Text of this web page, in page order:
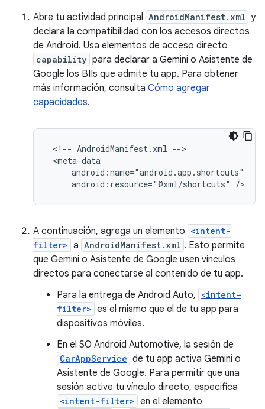
Abre tu actividad principal AndroidManifest.xml y
declara la compatibilidad con los accesos directos
de Android. Usa elementos de acceso directo
capability para declarar a Gemini o Asistente de
Google los BIIs que admite tu app. Para obtener
más información, consulta Cómo agregar
capacidades.
<!-- AndroidManifest.xml
android:resource="@xml/shortcuts"
A continuación, agrega un elemento <intent-
filter> a AndroidManifest.xml . Esto permite
que Gemini o Asistente de Google usen vínculos
directos para conectarse al contenido de tu app.
Para la entrega de Android Auto, <intent-
filter> es el mismo que el de tu app para
dispositivos móviles.
En el SO Android Automotive, la sesión de
CarAppService de tu app activa Gemini o
Asistente de Google. Para permitir que una
sesión active tu vínculo directo, especifica
<intent-filter> en el elemento